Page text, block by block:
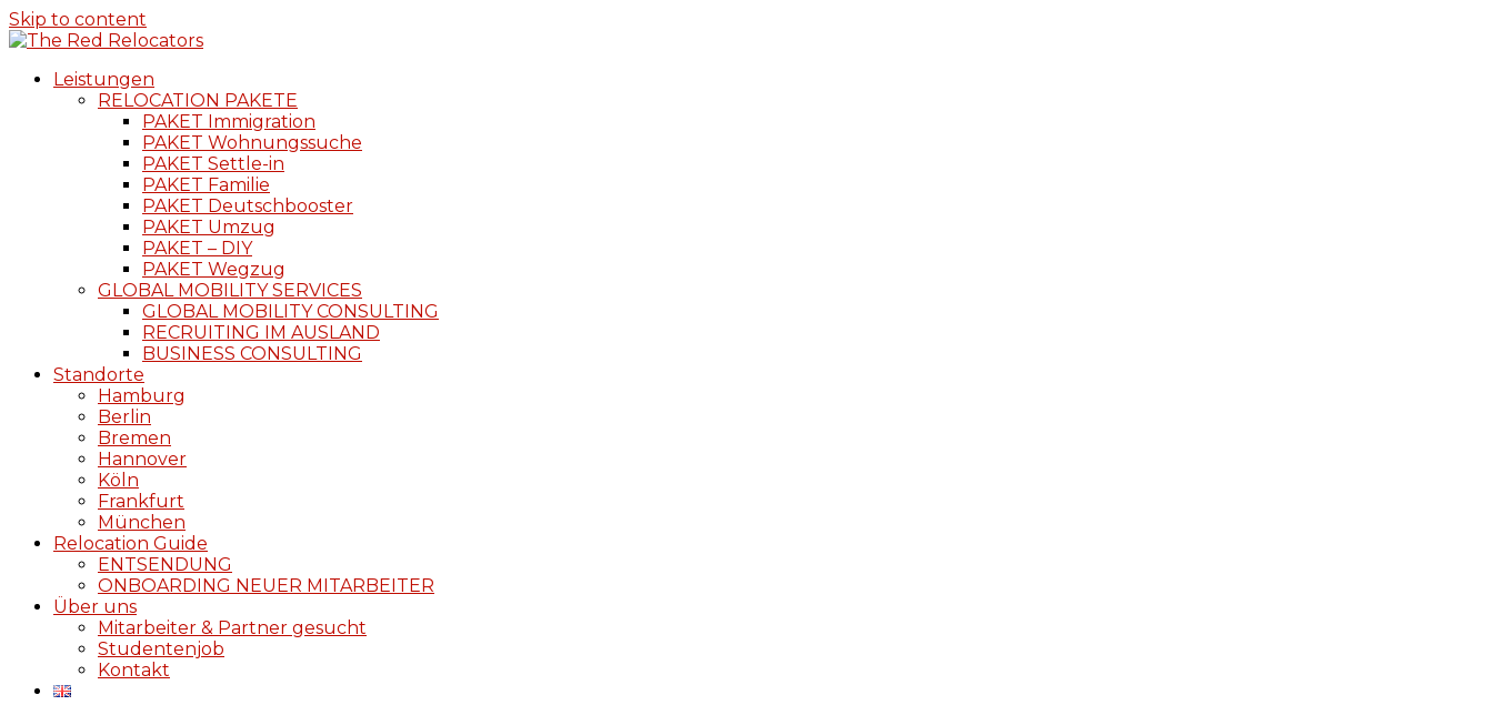
Skip to content
Leistungen
RELOCATION PAKETE
PAKET Immigration
PAKET Wohnungssuche
PAKET Settle-in
PAKET Familie
PAKET Deutschbooster
PAKET Umzug
PAKET – DIY
PAKET Wegzug
GLOBAL MOBILITY SERVICES
GLOBAL MOBILITY CONSULTING
RECRUITING IM AUSLAND
BUSINESS CONSULTING
Standorte
Hamburg
Berlin
Bremen
Hannover
Köln
Frankfurt
München
Relocation Guide
ENTSENDUNG
ONBOARDING NEUER MITARBEITER
Über uns
Mitarbeiter & Partner gesucht
Studentenjob
Kontakt